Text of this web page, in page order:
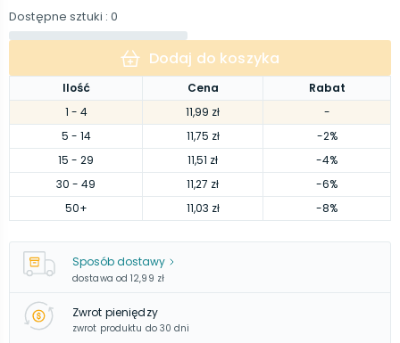
Ilość Cena
Rabat
1 - 4 11,99 zł
-
5 - 14 11,75 zł
-2%
15 - 29 11,51 zł
-4%
30 - 49 11,27 zł
-6%
50+ 11,03 zł -8%
Dostępne sztuki : 0
Dodaj do koszyka
Sposób dostawy
dostawa od 12,99 zł
Zwrot pieniędzy
zwrot produktu do 30 dni